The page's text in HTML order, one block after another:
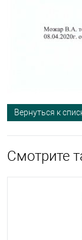
Вернуться к
Смотрите